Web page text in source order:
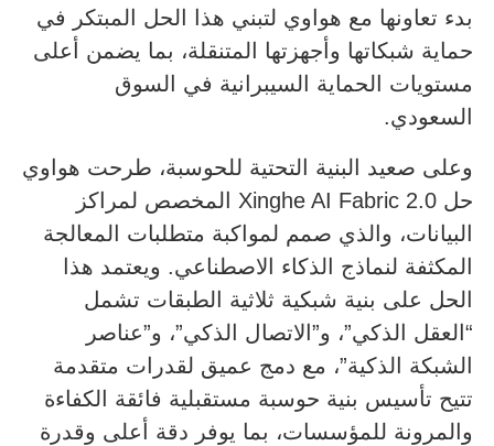
بدء تعاونها مع هواوي لتبني هذا الحل المبتكر في
حماية شبكاتها وأجهزتها المتنقلة، بما يضمن أعلى
مستويات الحماية السيبرانية في السوق
السعودي.
وعلى صعيد البنية التحتية للحوسبة، طرحت هواوي
حل Xinghe AI Fabric 2.0 المخصص لمراكز
البيانات، والذي صمم لمواكبة متطلبات المعالجة
المكثفة لنماذج الذكاء الاصطناعي. ويعتمد هذا
الحل على بنية شبكية ثلاثية الطبقات تشمل
“العقل الذكي”، و”الاتصال الذكي”، و”عناصر
الشبكة الذكية”، مع دمج عميق لقدرات متقدمة
تتيح تأسيس بنية حوسبة مستقبلية فائقة الكفاءة
والمرونة للمؤسسات، بما يوفر دقة أعلى وقدرة